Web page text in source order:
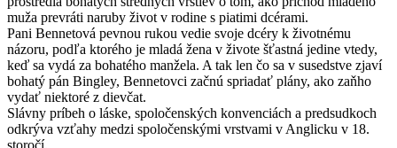
muža prevráti naruby život v rodine s piatimi dcérami.
Pani Bennetová pevnou rukou vedie svoje dcéry k životnému
názoru, podľa ktorého je mladá žena v živote šťastná jedine vtedy,
keď sa vydá za bohatého manžela. A tak len čo sa v susedstve zjaví
bohatý pán Bingley, Bennetovci začnú spriadať plány, ako zaňho
vydať niektoré z dievčat.
Slávny príbeh o láske, spoločenských konvenciách a predsudkoch
odkrýva vzťahy medzi spoločenskými vrstvami v Anglicku v 18.